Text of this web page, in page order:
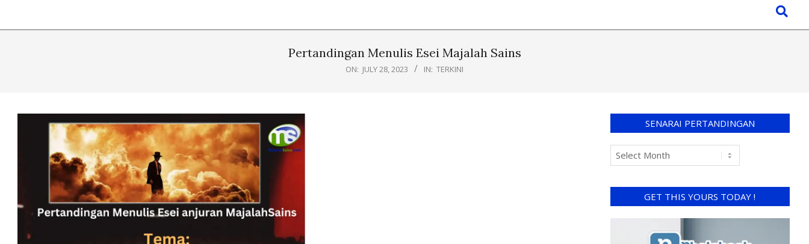
Pertandingan Menulis Esei Majalah Sains
ON: JULY 28, 2023 IN: TERKINI
SENARAI PERTANDINGAN
GET THIS YOURS TODAY !